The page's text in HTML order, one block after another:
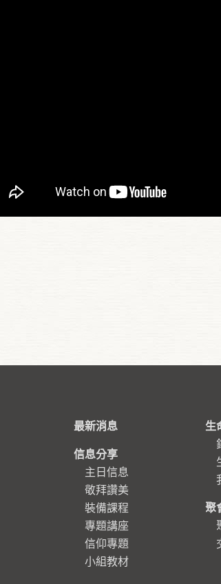
最新消息
信息分享
主日信息
敬拜讚美
裝備課程
專題講座
信仰專題
小組教材
生
聚